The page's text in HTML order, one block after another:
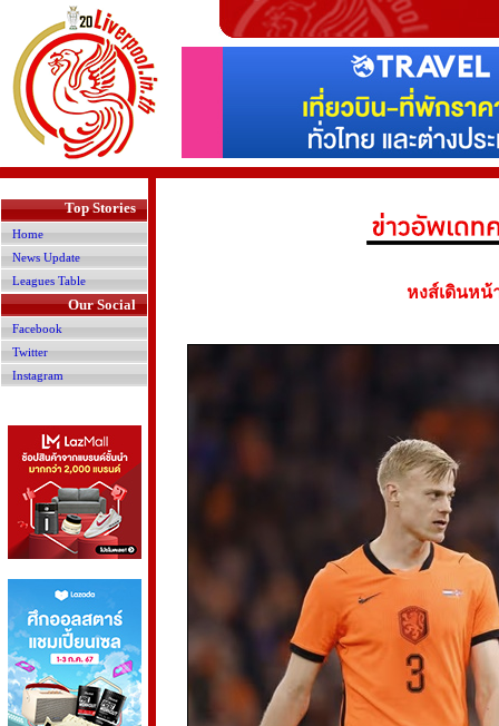
Top Stories
Home
News Update
Leagues Table
Our Social
Facebook
Twitter
Instagram
หงส์เดินหน้